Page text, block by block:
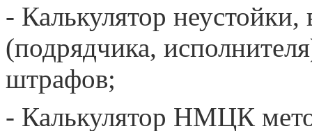
- Калькулятор
(подрядчика,
штрафов;
- Калькулятор НМЦК